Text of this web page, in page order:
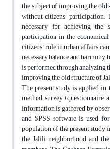
the subject of improving the old
without citizens' participation.
necessary for achieving the
participation in the
citizens' role in urban affairs
necessary balance and harmony
is performed through analyzing
improving the old structure of
The present study is applied
method, survey (questionnaire
information is gathered by
and SPSS software is used
population of the present study
the Jalili neighborhood and